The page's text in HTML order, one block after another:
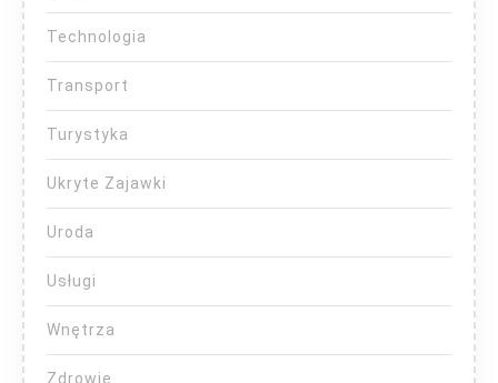
Technologia
Transport
Turystyka
Ukryte Zajawki
Uroda
Usługi
Wnętrza
Zdrowie